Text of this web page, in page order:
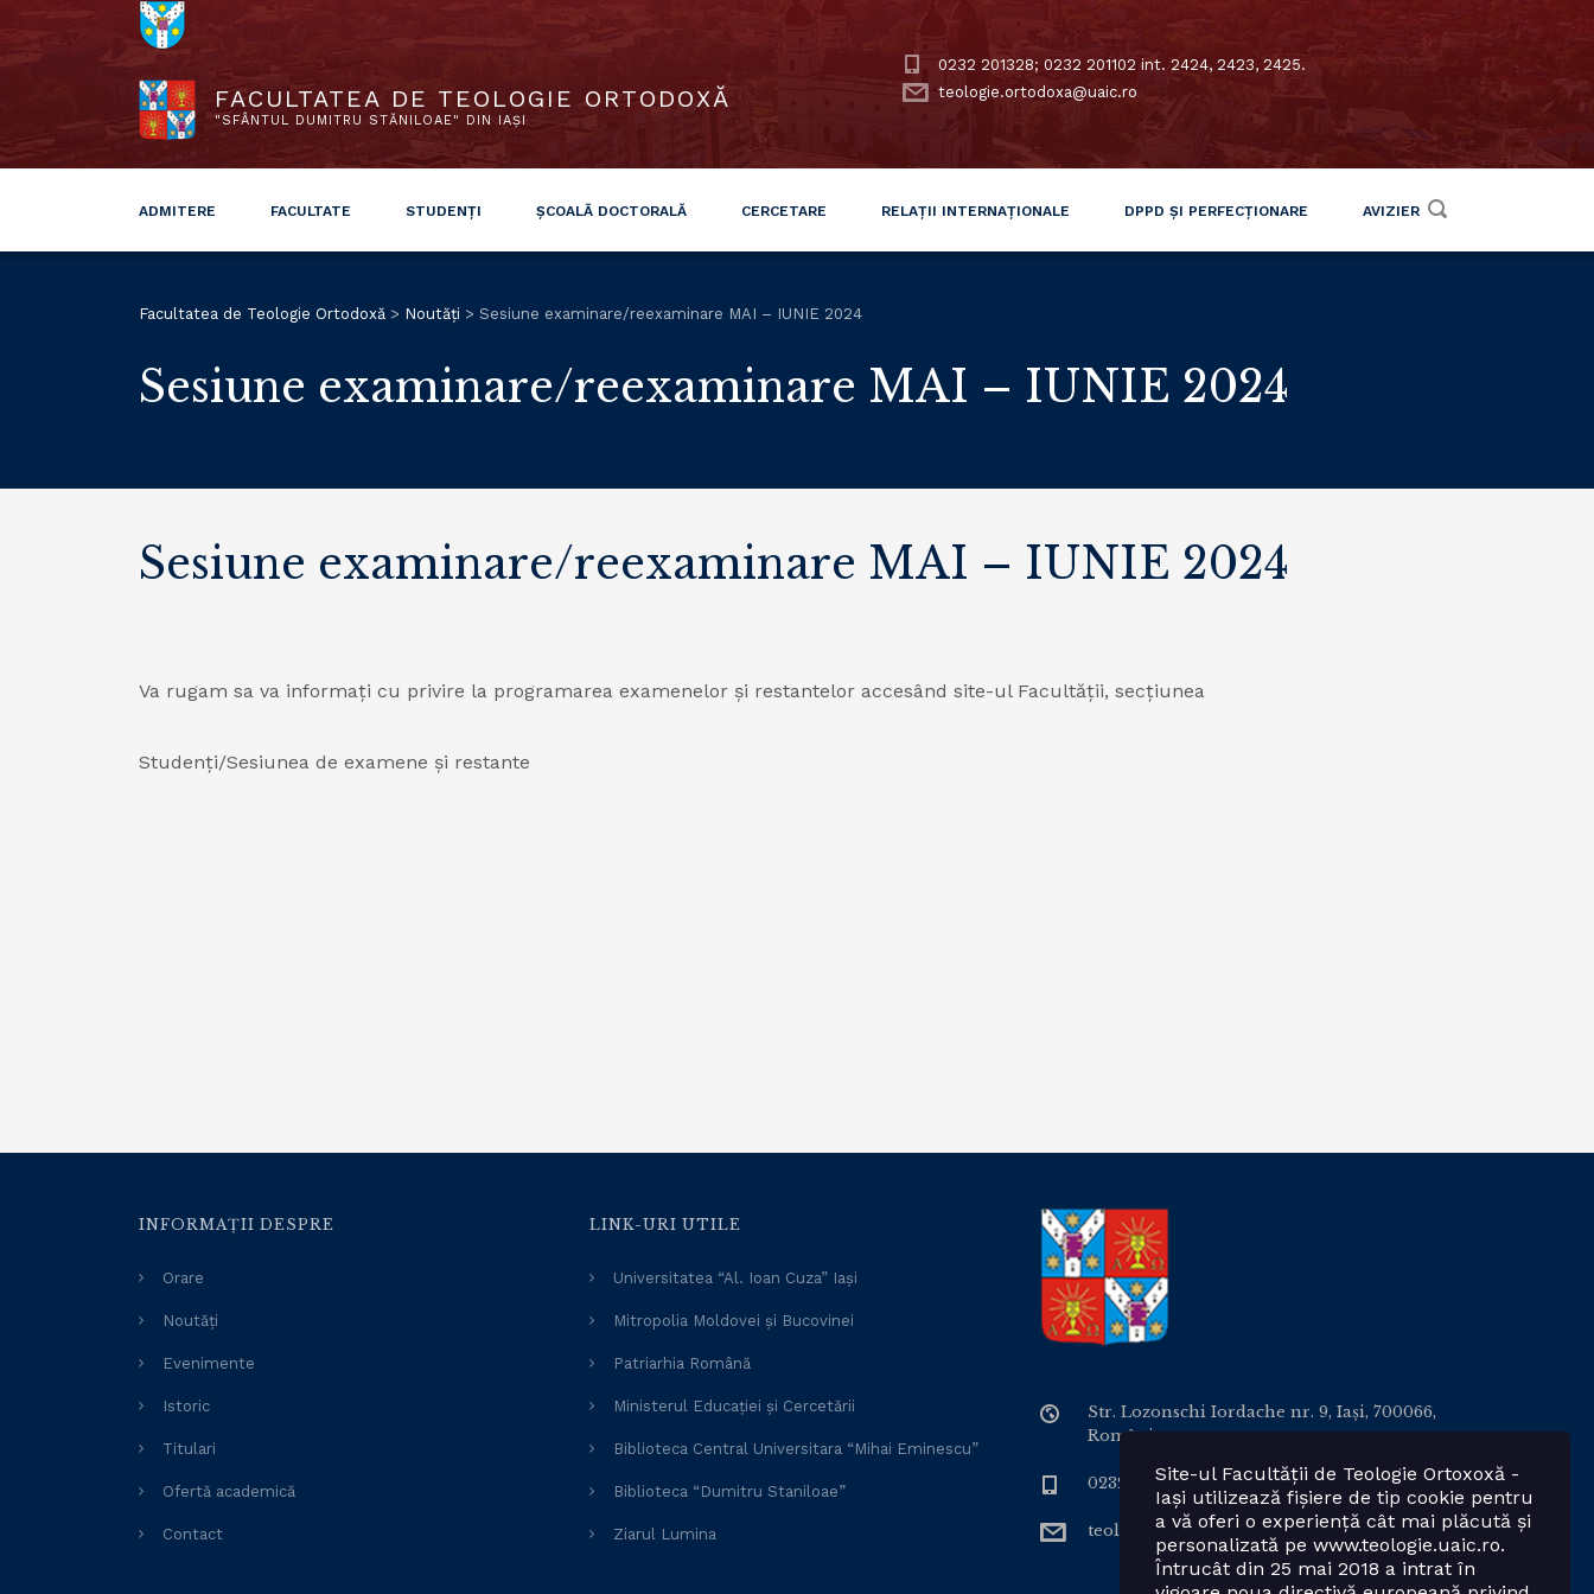
FACULTATEA DE TEOLOGIE ORTODOXĂ
"SFÂNTUL DUMITRU STĂNILOAE" DIN IAȘI
0232 201328; 0232 201102 int. 2424, 2423, 2425.
teologie.ortodoxa@uaic.ro
ADMITERE FACULTATE STUDENȚI ȘCOALĂ DOCTORALĂ CERCETARE RELAȚII INTERNAȚIONALE DPPD ȘI PERFECȚIONARE AVIZIER
Facultatea de Teologie Ortodoxă > Noutăți > Sesiune examinare/reexaminare MAI – IUNIE 2024
Sesiune examinare/reexaminare MAI – IUNIE 2024
Sesiune examinare/reexaminare MAI – IUNIE 2024
Va rugam sa va informați cu privire la programarea examenelor și restantelor accesând site-ul Facultății, secțiunea
Studenți/Sesiunea de examene și restante
INFORMAȚII DESPRE
Orare
Noutăți
Evenimente
Istoric
Titulari
Ofertă academică
Contact
LINK-URI UTILE
Universitatea “Al. Ioan Cuza” Iași
Mitropolia Moldovei și Bucovinei
Patriarhia Română
Ministerul Educației și Cercetării
Biblioteca Central Universitara “Mihai Eminescu”
Biblioteca “Dumitru Staniloae”
Ziarul Lumina
Str. Lozonschi Iordache nr. 9, Iaşi, 700066,
România
0232 201328; 0232 201102 int. 2424, 2423, 2425
teologie.ortodoxa@uaic.ro
Site-ul Facultății de Teologie Ortoxoxă -
Iași utilizează fișiere de tip cookie pentru
a vă oferi o experiență cât mai plăcută și
personalizată pe www.teologie.uaic.ro.
Întrucât din 25 mai 2018 a intrat în